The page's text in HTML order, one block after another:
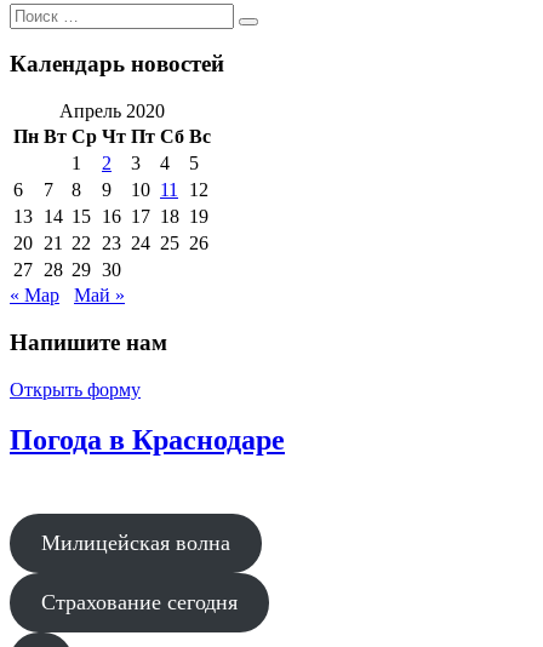
Поиск
по:
Поиск
Календарь новостей
Апрель 2020
Пн Вт Ср Чт Пт Сб Вс
1
2 3 4
5
6
7 8 9 10 11
12
13 14 15 16 17 18 19
20 21 22 23 24 25 26
27 28 29 30
« Мар
Май »
Напишите нам
Открыть форму
Погода в Краснодаре
Милицейская волна
Страхование сегодня